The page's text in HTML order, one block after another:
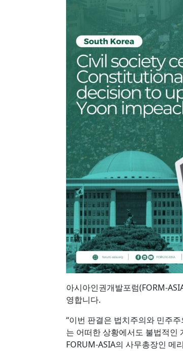
아시아인권개발포럼(FORM-
영합니다.
“이번 판결은 법치주의와 민주
는 어떠한 상황에서도 불법적인
FORUM-ASIA의 사무총장인 메